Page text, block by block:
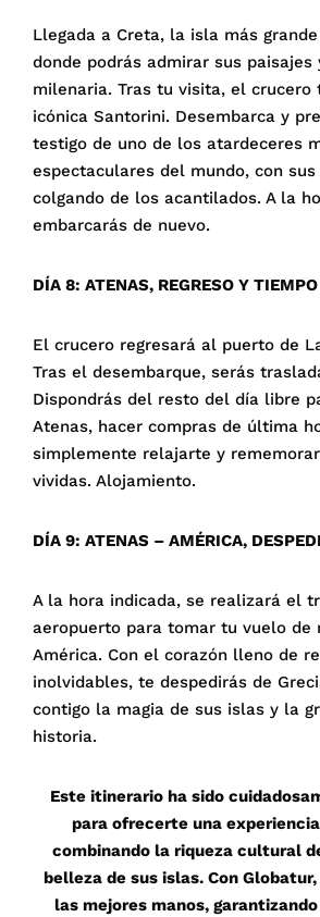
Llegada a Creta, la isla más
donde podrás admirar sus
milenaria. Tras tu visita, el
icónica Santorini. Desembarca y
testigo de uno de los atardeceres
espectaculares del mundo, con
colgando de los acantilados. A la
embarcarás de nuevo.
DÍA 8: ATENAS, REGRESO Y
El crucero regresará al puerto de
Tras el desembarque, serás
Dispondrás del resto del día libre
Atenas, hacer compras de última
simplemente relajarte y
vividas. Alojamiento.
DÍA 9: ATENAS – AMÉRICA,
A la hora indicada, se realizará el
aeropuerto para tomar tu vuelo de
América. Con el corazón lleno de
inolvidables, te despedirás de
contigo la magia de sus islas y la
historia.
Este itinerario ha sido
para ofrecerte una
combinando la riqueza cultural
belleza de sus islas. Con
las mejores manos,